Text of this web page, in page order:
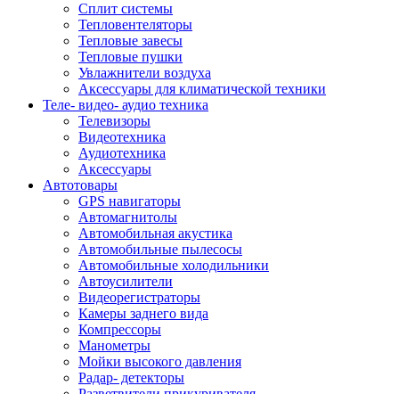
Сплит системы
Тепловентеляторы
Тепловые завесы
Тепловые пушки
Увлажнители воздуха
Аксессуары для климатической техники
Теле- видео- аудио техника
Телевизоры
Видеотехника
Аудиотехника
Аксессуары
Автотовары
GPS навигаторы
Автомагнитолы
Автомобильная акустика
Автомобильные пылесосы
Автомобильные холодильники
Автоусилители
Видеорегистраторы
Камеры заднего вида
Компрессоры
Манометры
Мойки высокого давления
Радар- детекторы